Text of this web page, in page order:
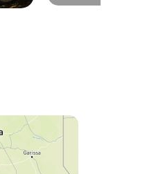
Masai Mara Kenia -